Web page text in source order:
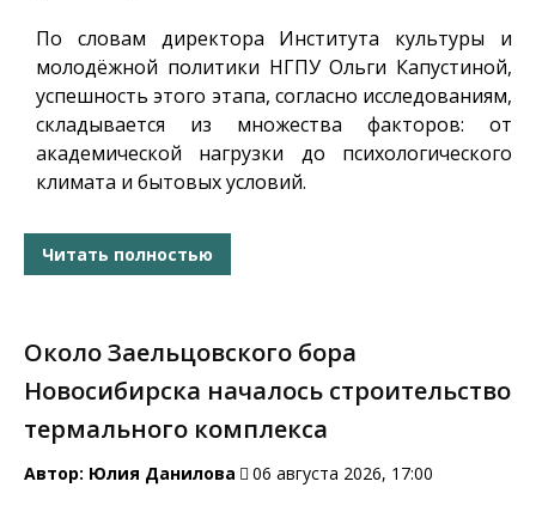
По словам директора Института культуры и
молодёжной политики НГПУ Ольги Капустиной,
успешность этого этапа, согласно исследованиям,
складывается из множества факторов: от
академической нагрузки до психологического
климата и бытовых условий.
Читать полностью
Около Заельцовского бора
Новосибирска началось строительство
термального комплекса
Автор: Юлия Данилова 06 августа 2026, 17:00